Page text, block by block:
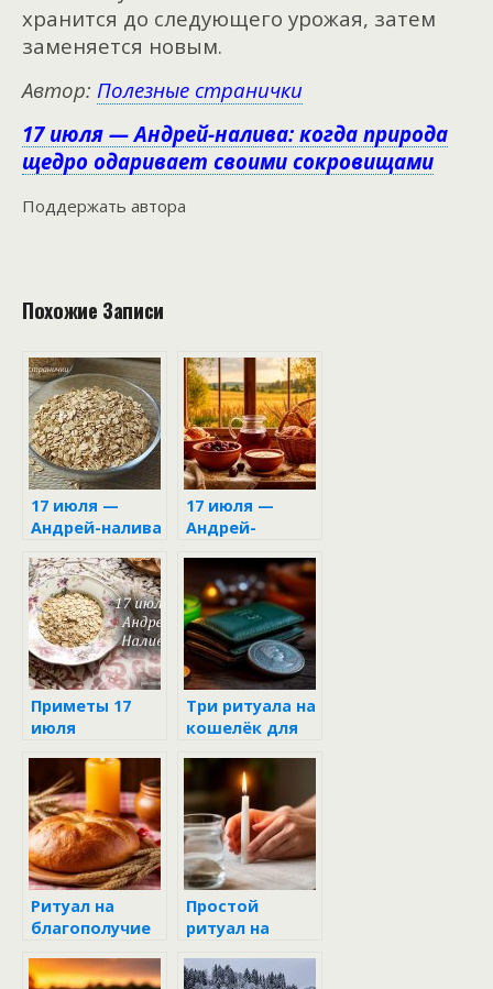
хранится до следующего урожая, затем
заменяется новым.
Автор: Полезные странички
17 июля — Андрей-налива: когда природа
щедро одаривает своими сокровищами
Поддержать автора
Похожие Записи
17 июля —
Андрей-налива
17 июля —
Андрей-
природа
щедро
одаривает
своими
сокровищами
Приметы 17
июля
Три ритуала на
кошелёк для
денег
Ритуал на
благополучие
Ярилин день
Простой
ритуал на